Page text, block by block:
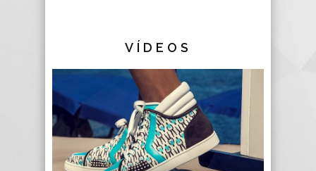
VÍDEOS